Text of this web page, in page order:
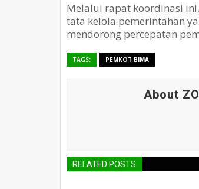
Melalui rapat koordinasi
tata kelola pemerintahan
mendorong percepatan
TAGS: PEMKOT BIMA
About
RELATED POSTS